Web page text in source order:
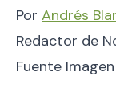
Por Andrés
Redactor de
Fuente